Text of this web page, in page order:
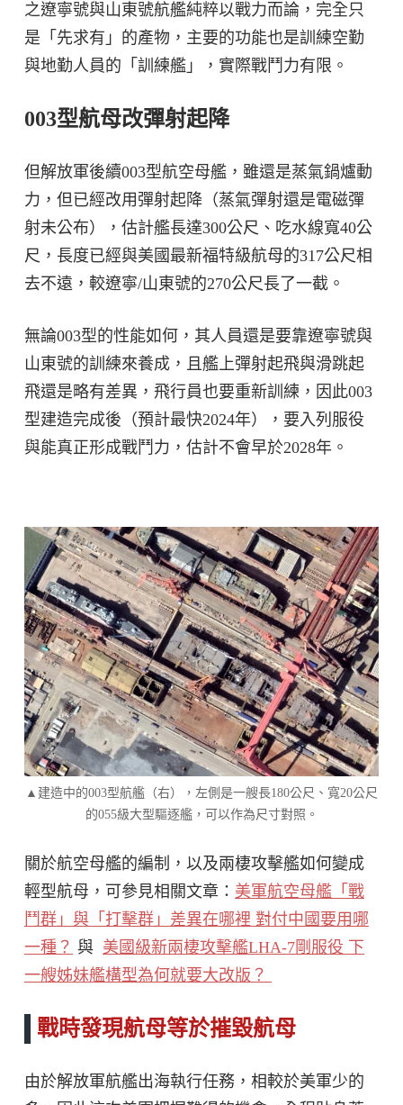
之遼寧號與山東號航艦純粹以戰力而論，完全只
是「先求有」的產物，主要的功能也是訓練空勤
與地勤人員的「訓練艦」，實際戰鬥力有限。
003型航母改彈射起降
但解放軍後續003型航空母艦，雖還是蒸氣鍋爐動
力，但已經改用彈射起降（蒸氣彈射還是電磁彈
射未公布），估計艦長達300公尺、吃水線寬40公
尺，長度已經與美國最新福特級航母的317公尺相
去不遠，較遼寧/山東號的270公尺長了一截。
無論003型的性能如何，其人員還是要靠遼寧號與
山東號的訓練來養成，且艦上彈射起飛與滑跳起
飛還是略有差異，飛行員也要重新訓練，因此003
型建造完成後（預計最快2024年），要入列服役
與能真正形成戰鬥力，估計不會早於2028年。
▲建造中的003型航艦（右），左側是一艘長180公尺、寬20公尺
的055級大型驅逐艦，可以作為尺寸對照。
關於航空母艦的編制，以及兩棲攻擊艦如何變成
輕型航母，可參見相關文章： 美軍航空母艦「戰
鬥群」與「打擊群」差異在哪裡 對付中國要用哪
一種？ 與 美國級新兩棲攻擊艦LHA-7剛服役 下
一艘姊妹艦構型為何就要大改版？
戰時發現航母等於摧毀航母
由於解放軍航艦出海執行任務，相較於美軍少的